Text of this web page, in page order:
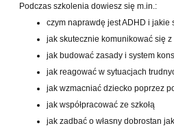
Podczas szkolenia dowiesz się m.in.:
czym naprawdę jest ADHD i jakie
jak skutecznie komunikować się
jak budować zasady i system
jak reagować w sytuacjach
jak wzmacniać dziecko poprzez
jak współpracować ze szkołą
jak zadbać o własny dobrostan